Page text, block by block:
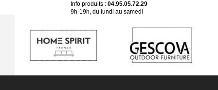
Info produits : 04.95.05.72.29
9h-19h, du lundi au samedi